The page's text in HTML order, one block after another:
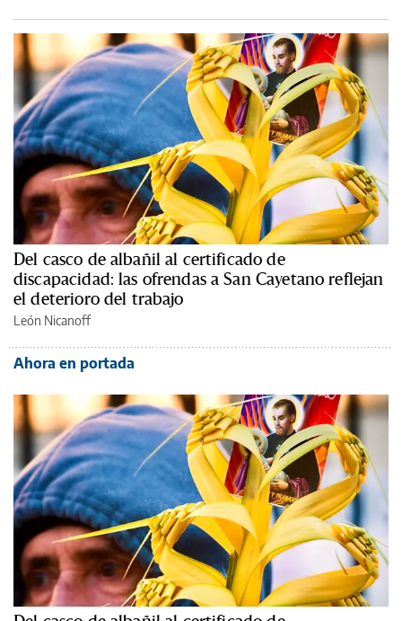
Del casco de albañil al certificado de
discapacidad: las ofrendas a San Cayetano reflejan
el deterioro del trabajo
León Nicanoff
Ahora en portada